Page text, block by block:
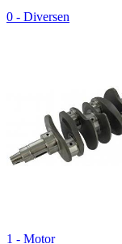
0 - Diversen
1 - Motor